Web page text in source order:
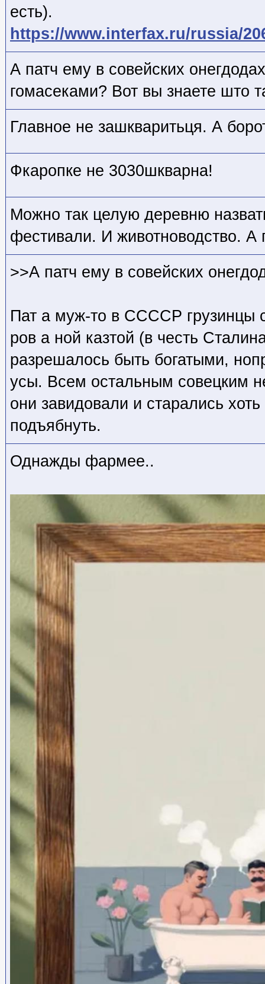
есть).
https://www.interfax.ru/russia/
А патч ему в совейских
гомасеками? Вот вы знаете што
Главное не зашкваритьця. А
Фкаропке не 3030шкварна!
Можно так целую деревню
фестивали. И животноводство. А
>>А патч ему в совейских
Пат а муж-то в ССССР грузинцы
ров а ной казтой (в честь
разрешалось быть богатыми,
усы. Всем остальным совецким
они завидовали и старались хоть
подъябнуть.
Однажды фармее..